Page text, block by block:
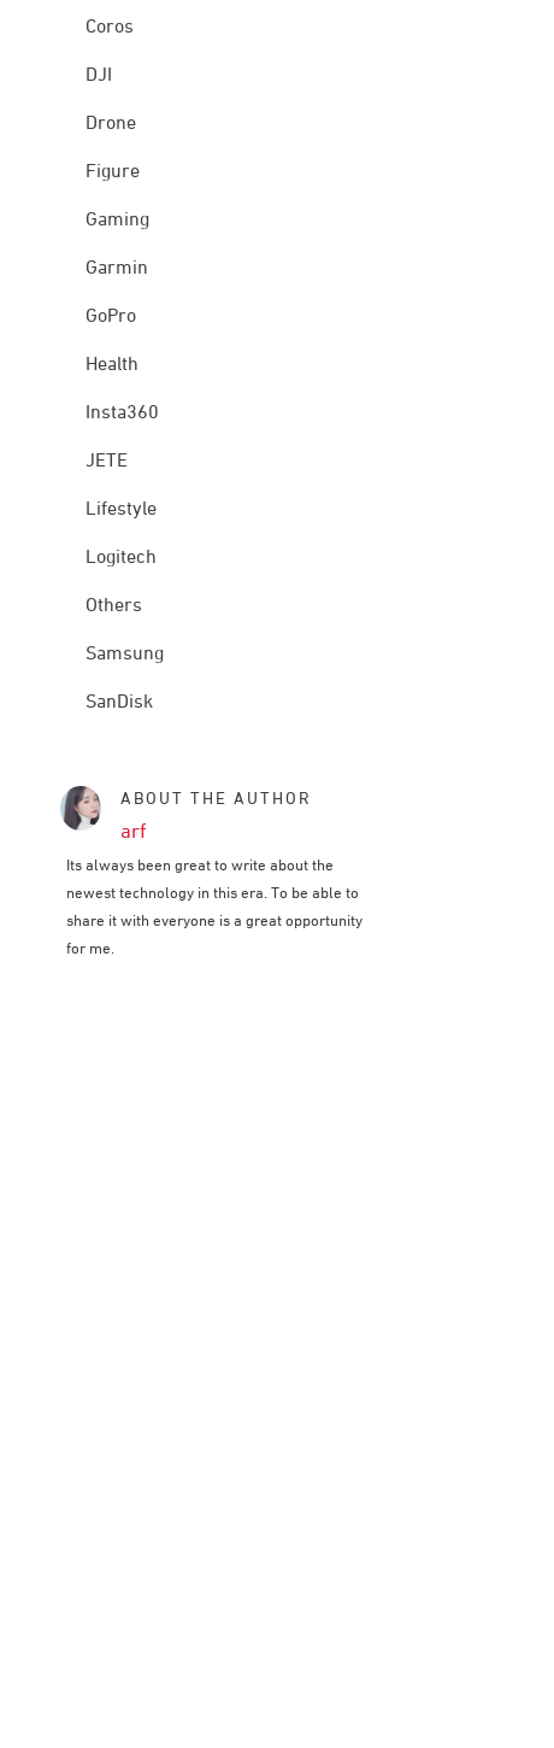
Coros
DJI
Drone
Figure
Gaming
Garmin
GoPro
Health
Insta360
JETE
Lifestyle
Logitech
Others
Samsung
SanDisk
ABOUT THE AUTHOR
arf
Its always been great to write about the
newest technology in this era. To be able to
share it with everyone is a great opportunity
for me.